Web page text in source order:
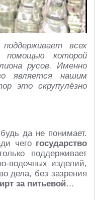
всех
помощью которой
русов. Именно
является нашим
это скрупулёзно
да не понимает.
чего государство
поддерживает
водочных изделий,
дела, без зазрения
за питьевой…